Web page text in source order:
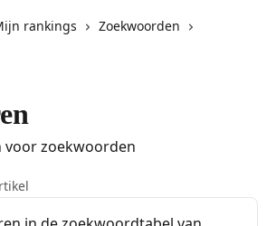
rankings
Zoekwoorden
voor zoekwoorden